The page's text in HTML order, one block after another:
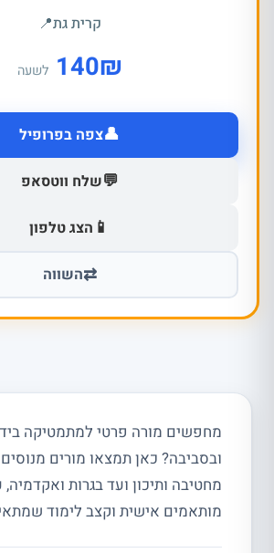
קרית גת📍
₪
140 לשעה
👤צפה בפרופיל
💬שלח ווטסאפ
📱 הצג טלפון
⇄השווה
מחפשים מורה פרטי למתמטיקה
ובסביבה? כאן תמצאו מורים
מחטיבה ותיכון ועד בגרות
מותאמים אישית וקצב לימוד